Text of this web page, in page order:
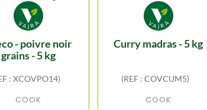
grains - 5 kg
: XCOVPO14)
COOK
curry madras - 5 kg
(REF : COVCUM5)
COOK